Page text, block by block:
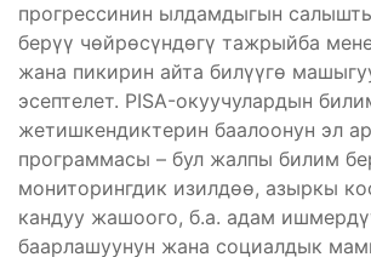
прогрессинин ылдамдыгын
берүү чөйрөсүндөгү тажрыйба
жана пикирин айта билүүгө
эсептелет. PISA-окуучулардын
жетишкендиктерин баалоонун эл
программасы – бул жалпы билим
мониторингдик изилдөө, азыркы
кандуу жашоого, б.а. адам
баарлашуунун жана социалдык